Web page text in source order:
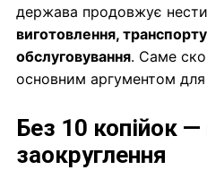
держава продовжує
виготовлення,
обслуговування. Саме
основним аргументом
Без 10 копійок —
заокруглення